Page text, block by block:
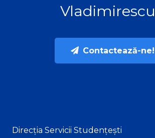
Contactează-ne!
Direcția Servicii Studențești